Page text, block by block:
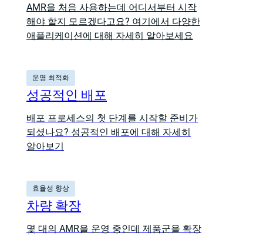
AMR을 처음 사용하는데 어디서부터 시작
해야 할지 모르겠다고요? 여기에서 다양한
애플리케이션에 대해 자세히 알아보세요
운영 최적화
성공적인 배포
배포 프로세스의 첫 단계를 시작할 준비가
되셨나요? 성공적인 배포에 대해 자세히
알아보기
효율성 향상
차량 확장
몇 대의 AMR을 운영 중인데 제품군을 확장